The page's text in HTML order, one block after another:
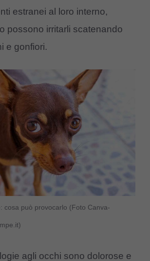
estranei al loro interno,
possono irritarli scatenando
e gonfiori.
cosa può provocarlo (Foto Canva-
agli occhi sono dolorose e